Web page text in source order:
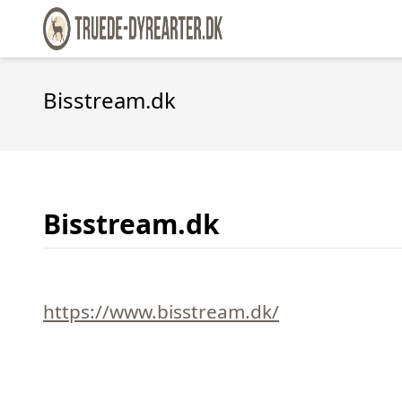
Bisstream.dk
Bisstream.dk
https://www.bisstream.dk/